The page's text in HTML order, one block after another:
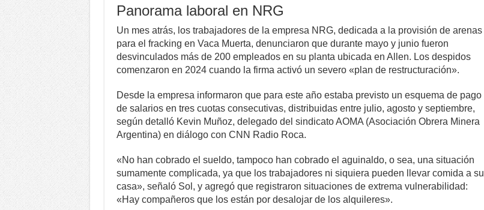
Panorama laboral en NRG
Un mes atrás, los trabajadores de la empresa NRG, dedicada a la provisión de arenas
para el fracking en Vaca Muerta, denunciaron que durante mayo y junio fueron
desvinculados más de 200 empleados en su planta ubicada en Allen. Los despidos
comenzaron en 2024 cuando la firma activó un severo «plan de restructuración».
Desde la empresa informaron que para este año estaba previsto un esquema de pago
de salarios en tres cuotas consecutivas, distribuidas entre julio, agosto y septiembre,
según detalló Kevin Muñoz, delegado del sindicato AOMA (Asociación Obrera Minera
Argentina) en diálogo con CNN Radio Roca.
«No han cobrado el sueldo, tampoco han cobrado el aguinaldo, o sea, una situación
sumamente complicada, ya que los trabajadores ni siquiera pueden llevar comida a su
casa», señaló Sol, y agregó que registraron situaciones de extrema vulnerabilidad:
«Hay compañeros que los están por desalojar de los alquileres».